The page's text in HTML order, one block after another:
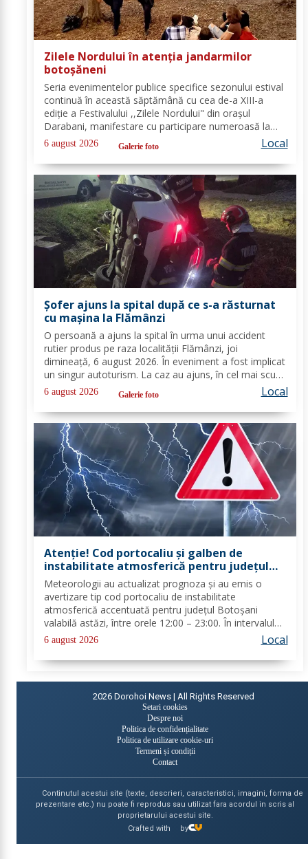
Zilele Nordului în atenția jandarmilor
botoșăneni
Seria evenimentelor publice specifice sezonului estival
continuă în această săptămână cu cea de-a XIII-a
ediție a Festivalului ,,Zilele Nordului" din orașul
Darabani, manifestare cu participare numeroasă la
care Inspectoratul de Jandarmi Județean Botoșani, în
cooperare cu partenerii instituționali,...
6 august 2026 Galerie foto Local
Șofer ajuns la spital după ce s-a răsturnat
cu mașina la Flămânzi
O persoană a ajuns la spital în urma unui accident
rutier produs pe raza localității Flămânzi, joi
dimineață, 6 august 2026. În eveniment a fost implicat
un singur autoturism. La caz au ajuns, în cel mai scurt
timp, pompierii din cadrul Punctului de Lucru Flămânzi,
cu o autospecială de stingere și...
6 august 2026 Galerie foto Local
Atenție! Cod portocaliu și galben de
instabilitate atmosferică pentru județul
Botoșani
Meteorologii au actualizat prognoza și au emis o
avertizare tip cod portocaliu de instabilitate
atmosferică accentuată pentru județul Botoșani
valabilă astăzi, între orele 12:00 – 23:00. În intervalul
menționat vor fi perioade cu instabilitate atmosferică
accentuată ce se va manifesta prin...
6 august 2026 Local
2026 Dorohoi News | All Rights Reserved
Setari cookies
Despre noi
Politica de confidențialitate
Politica de utilizare cookie-uri
Termeni și condiții
Contact
Continutul acestui site (texte, descrieri, caracteristici, imagini, forma de
prezentare etc.) nu poate fi reprodus sau utilizat fara acordul in scris al
proprietarului acestui site.
Crafted with
by